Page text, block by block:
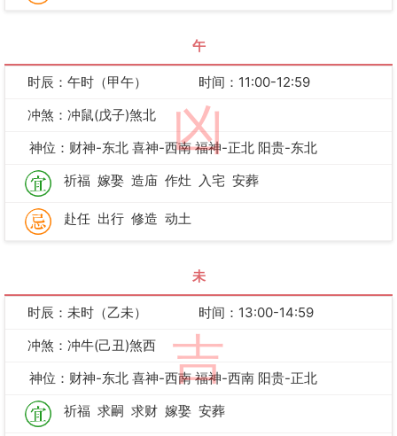
午
凶
时辰：午时（甲午）
时间：11:00-12:59
冲煞：冲鼠(戊子)煞北
神位：财神-东北 喜神-西南 福神-正北 阳贵-东北
祈福 嫁娶 造庙 作灶 入宅 安葬
赴任 出行 修造 动土
未
吉
时辰：未时（乙未）
时间：13:00-14:59
冲煞：冲牛(己丑)煞西
神位：财神-东北 喜神-西南 福神-西南 阳贵-正北
祈福 求嗣 求财 嫁娶 安葬